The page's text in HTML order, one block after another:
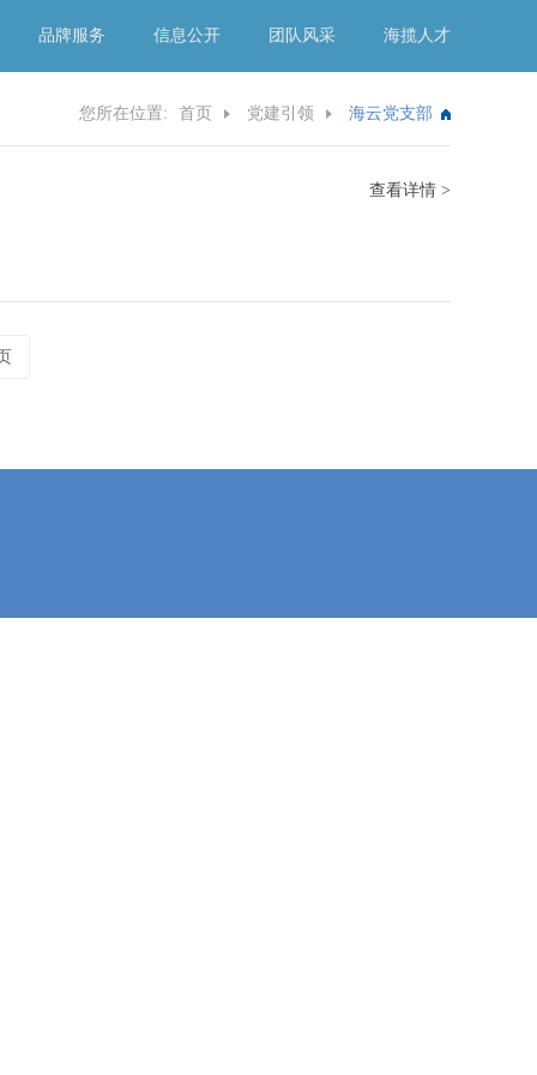
品牌服务 信息公开 团队风采 海揽人才
您所在位置: 首页 党建引领 海云党支部
查看详情 >